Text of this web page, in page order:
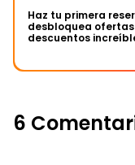
Haz tu primera
desbloquea ofertas
descuentos
6